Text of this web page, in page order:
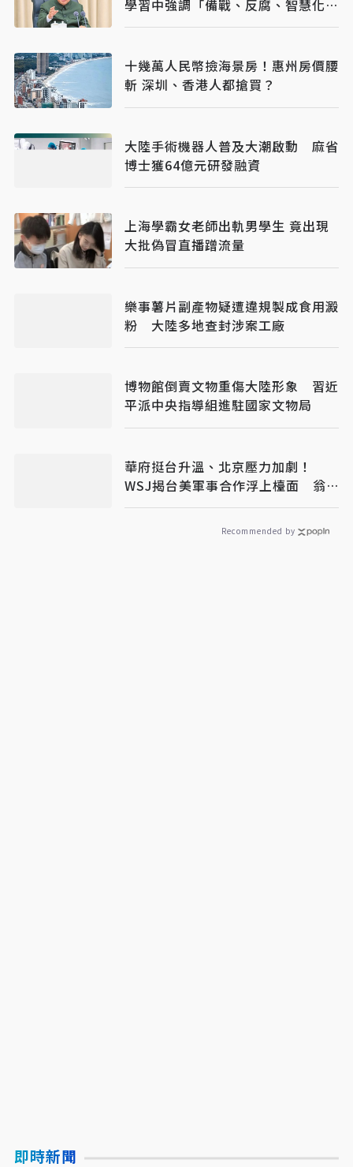
學習中強調「備戰、反腐、智慧化軍
隊」
十幾萬人民幣撿海景房！惠州房價腰
斬 深圳、香港人都搶買？
大陸手術機器人普及大潮啟動 麻省
博士獲64億元研發融資
上海學霸女老師出軌男學生 竟出現
大批偽冒直播蹭流量
樂事薯片副產物疑遭違規製成食用澱
粉 大陸多地查封涉案工廠
博物館倒賣文物重傷大陸形象 習近
平派中央指導組進駐國家文物局
華府挺台升溫、北京壓力加劇！
WSJ揭台美軍事合作浮上檯面 翁
履中：台灣更要算清安全成本
Recommended by
即時新聞